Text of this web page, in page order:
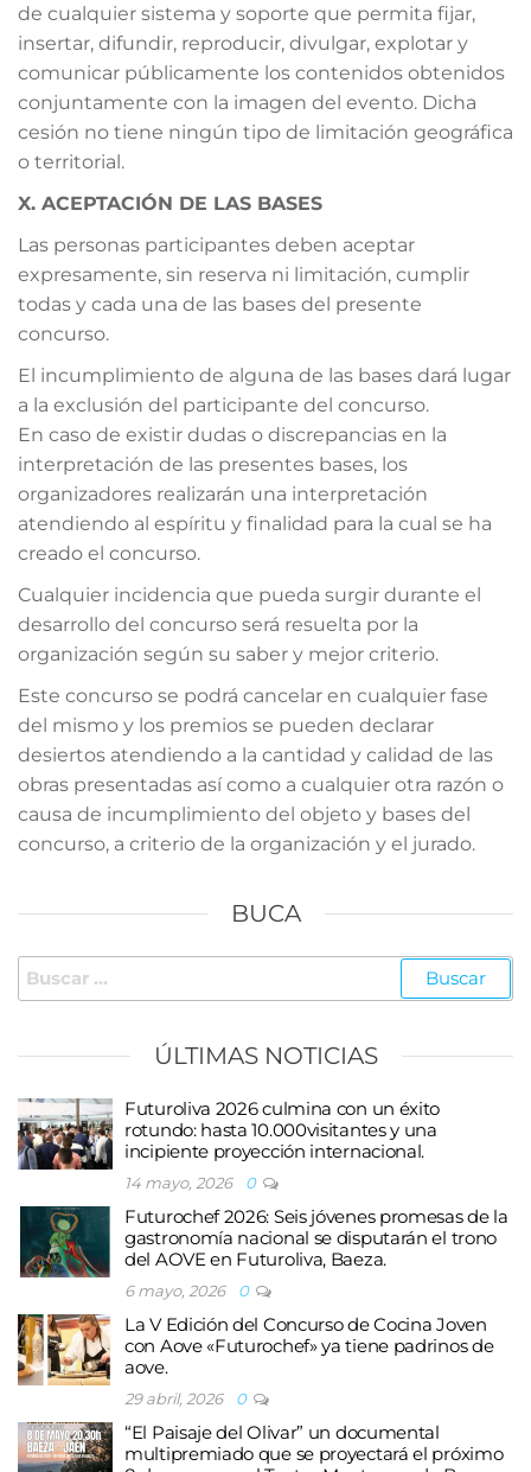
de cualquier sistema y soporte que permita fijar,
insertar, difundir, reproducir, divulgar, explotar y
comunicar públicamente los contenidos obtenidos
conjuntamente con la imagen del evento. Dicha
cesión no tiene ningún tipo de limitación geográfica
o territorial.
X. ACEPTACIÓN DE LAS BASES
Las personas participantes deben aceptar
expresamente, sin reserva ni limitación, cumplir
todas y cada una de las bases del presente
concurso.
El incumplimiento de alguna de las bases dará lugar
a la exclusión del participante del concurso.
En caso de existir dudas o discrepancias en la
interpretación de las presentes bases, los
organizadores realizarán una interpretación
atendiendo al espíritu y finalidad para la cual se ha
creado el concurso.
Cualquier incidencia que pueda surgir durante el
desarrollo del concurso será resuelta por la
organización según su saber y mejor criterio.
Este concurso se podrá cancelar en cualquier fase
del mismo y los premios se pueden declarar
desiertos atendiendo a la cantidad y calidad de las
obras presentadas así como a cualquier otra razón o
causa de incumplimiento del objeto y bases del
concurso, a criterio de la organización y el jurado.
BUCA
Buscar:
ÚLTIMAS NOTICIAS
Futuroliva 2026 culmina con un éxito
rotundo: hasta 10.000visitantes y una
incipiente proyección internacional.
14 mayo, 2026 0
Futurochef 2026: Seis jóvenes promesas de la
gastronomía nacional se disputarán el trono
del AOVE en Futuroliva, Baeza.
6 mayo, 2026 0
La V Edición del Concurso de Cocina Joven
con Aove «Futurochef» ya tiene padrinos de
aove.
29 abril, 2026 0
“El Paisaje del Olivar” un documental
multipremiado que se proyectará el próximo